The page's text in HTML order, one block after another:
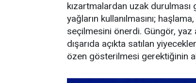
kızartmalardan uzak durulması
yağların kullanılmasını;
seçilmesini önerdi. Güngör, yaz
dışarıda açıkta satılan
özen gösterilmesi gerektiğinin